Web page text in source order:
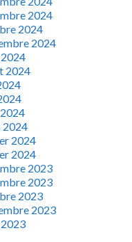
2024
2024
2024
2024
2024
2024
2024
2023
2023
2023
2023